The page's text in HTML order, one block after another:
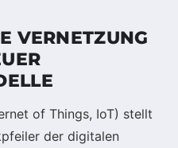
VERNETZUNG
of Things, IoT) stellt
der digitalen